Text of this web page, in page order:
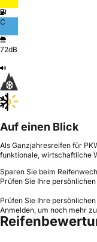
C
72dB
Auf einen Blick
Als Ganzjahresreifen für
funktionale, wirtschaftliche
Sparen Sie beim
Prüfen Sie Ihre
Prüfen Sie Ihre
Anmelden, um noch mehr